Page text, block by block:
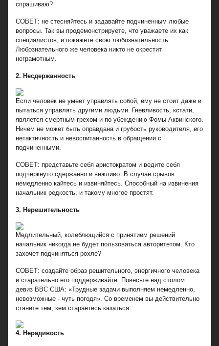
спрашиваю?
СОВЕТ: не стесняйтесь и задавайте подчиненным любые
вопросы. Так вы продемонстрируете, что уважаете их как
специалистов, и покажете свою любознательность.
Любознательного же человека никто не окрестит
неграмотным.
2. Несдержанность
Если человек не умеет управлять собой, ему не стоит даже и
пытаться управлять другими людьми. Гневливость, кстати,
является смертным грехом и по убеждению Фомы Аквинского.
Ничем не может быть оправдана и грубость руководителя, его
нетактичность и невоспитанность в обращении с
подчиненными.
СОВЕТ: представьте себя аристократом и ведите себя
подчеркнуто сдержанно и вежливо. В случае срывов
немедленно кайтесь и извиняйтесь. Способный на извинения
начальник редкость, и такому многое простят.
3. Нерешительность
Медлительный, колеблющийся с принятием решений
начальник никогда не будет пользоваться авторитетом. Кто
захочет подчиняться рохле?
СОВЕТ: создайте образ решительного, энергичного человека
и старательно его поддерживайте. Повесьте над столом
девиз ВВС США: «Трудные задачи выполняем немедленно,
невозможные - чуть погодя». Со временем вы действительно
станете тем, кем стараетесь казаться.
4. Нерадивость